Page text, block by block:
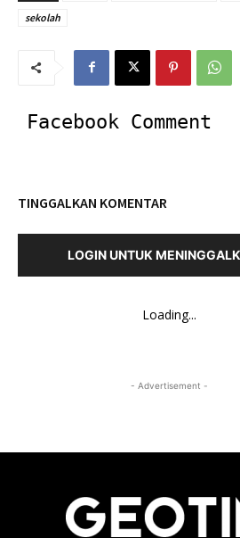
sekolah
Facebook Comment
TINGGALKAN KOMENTAR
LOGIN UNTUK
Loading...
- Advertisement -